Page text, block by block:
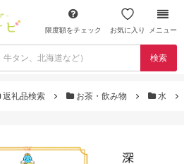
限度額をチェック お気に入り メニュー
検索
返礼品検索 お茶・飲み物 水